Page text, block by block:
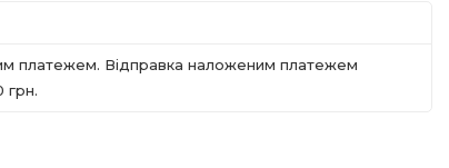
платежем. Відправка наложеним платежем
грн.